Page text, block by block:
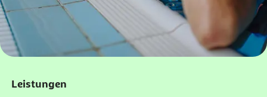
Leistungen